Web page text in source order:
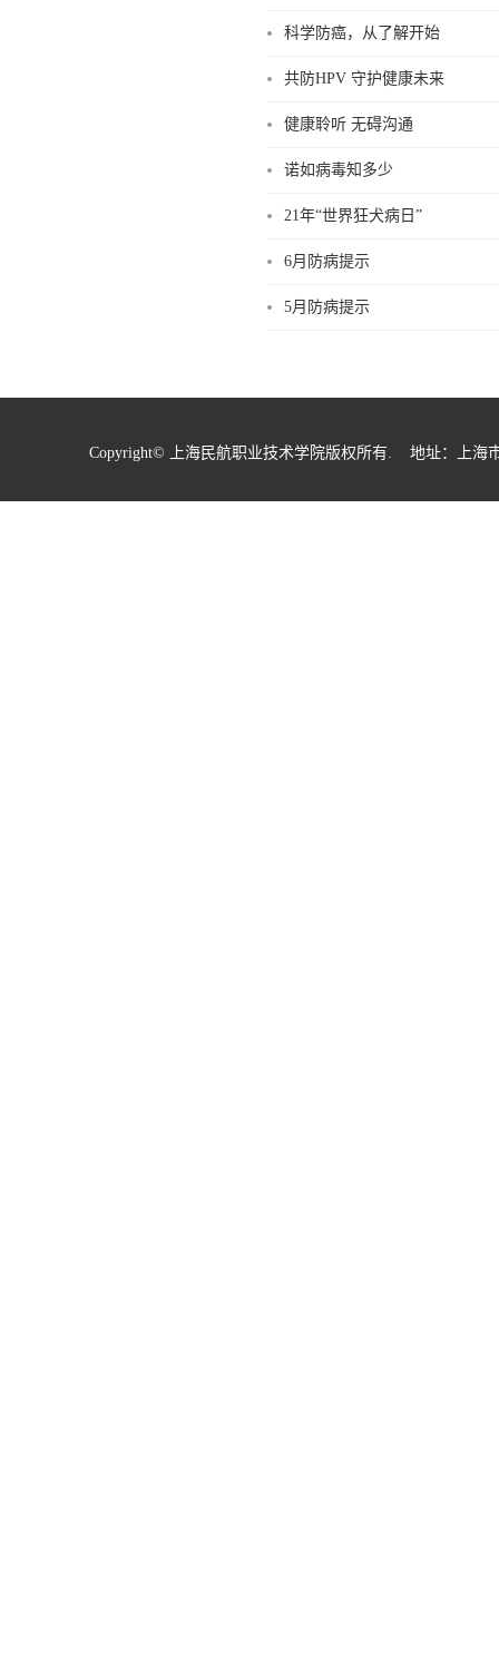
科学防癌，从了解开始
共防HPV 守护健康未来
健康聆听 无碍沟通
诺如病毒知多少
21年“世界狂犬病日”
6月防病提示
5月防病提示
Copyright© 上海民航职业技术学院版权所有. 地址：上海